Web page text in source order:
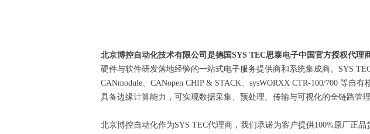
北京博控自动化技术有限公司是德国SYS TEC思泰电子中国官方授权代理
硬件与软件研发落地经验的一站式电子服务提供商和系统集成商。SYS
CANmodule、CANopen CHIP & STACK、sysWORXX CTR-100/700 等
具备边缘计算能力，可实现数据采集、预处理、传输与可视化的全链路管
北京博控自动化作为SYS TEC代理商，我们承诺为客户提供100%原厂正